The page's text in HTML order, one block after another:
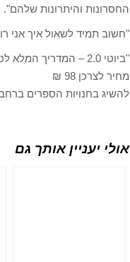
החסרונות והיתרונות שלהם".
"חשוב תמיד לשאול איך אני
"ביוטי 2.0 – המדריך המלא לטיפולי אסתטיקה והזרקות" מאת ד"ר גל גרוס. הוצאת הספרים איפאבליש, 162 עמודים.
מחיר לצרכן 98 ₪
להשיג בחנויות הספרים
אולי יעניין אותך גם